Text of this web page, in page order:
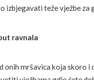
izbjegavati teže vježbe za
ravnala
onih mršavica koja skoro i